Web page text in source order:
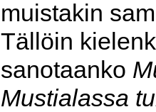
muistakin
Tällöin
sanotaanko
Mustialassa